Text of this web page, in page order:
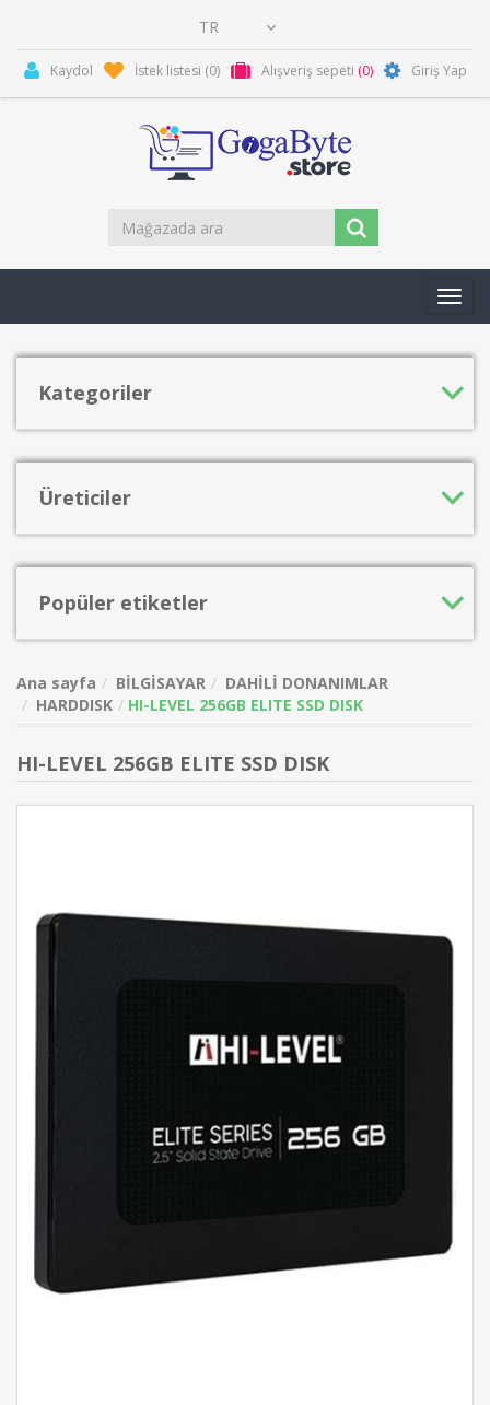
Kaydol İstek listesi (0) Alışveriş sepeti (0) Giriş Yap
Kategoriler
Üreticiler
Popüler etiketler
Ana sayfa BİLGİSAYAR
DAHİLİ DONANIMLAR
HARDDISK
HI-LEVEL 256GB ELITE SSD DISK
HI-LEVEL 256GB ELITE SSD DISK